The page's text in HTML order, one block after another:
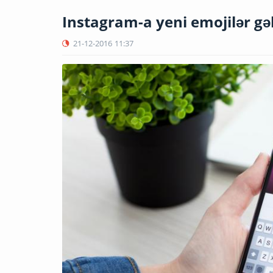
Instagram-a yeni emojilər
21-12-2016 11:37